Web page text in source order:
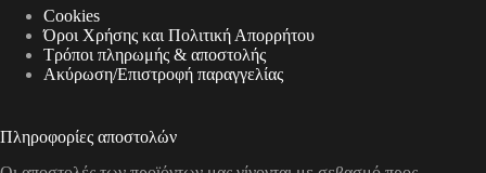
Cookies
Όροι Χρήσης και Πολιτική Απορρήτου
Τρόποι πληρωμής & αποστολής
Aκύρωση/Επιστροφή παραγγελίας
Πληροφορίες αποστολών